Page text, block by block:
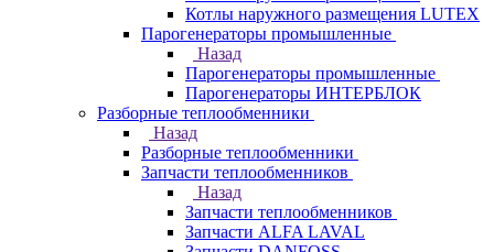
Котлы наружного размещения LUTEX
Парогенераторы промышленные
Назад
Парогенераторы промышленные
Парогенераторы ИНТЕРБЛОК
Разборные теплообменники
Назад
Разборные теплообменники
Запчасти теплообменников
Назад
Запчасти теплообменников
Запчасти ALFA LAVAL